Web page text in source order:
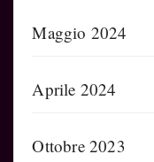
Maggio 2024
Aprile 2024
Ottobre 2023